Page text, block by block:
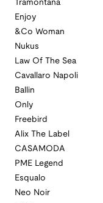
Tramontana
Enjoy
&Co Woman
Nukus
Law Of The Sea
Cavallaro Napoli
Ballin
Only
Freebird
Alix The Label
CASAMODA
PME Legend
Esqualo
Neo Noir